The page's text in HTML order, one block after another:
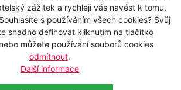
zážitek a rychleji vás navést k tomu,
s používáním všech cookies? Svůj
snadno definovat kliknutím na tlačítko
nebo můžete používání souborů cookies
odmítnout.
Další informace
Koupit
Popis